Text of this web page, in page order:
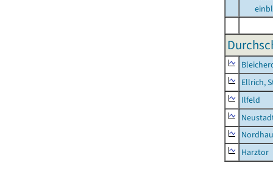
Ellrich,
Ilfeld
Harztor